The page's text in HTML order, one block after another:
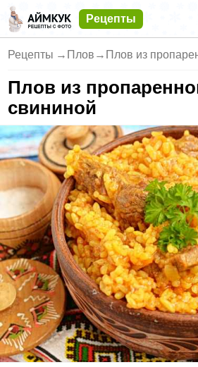
Рецепты
Рецепты → Плов → Плов из
Плов из
свининой